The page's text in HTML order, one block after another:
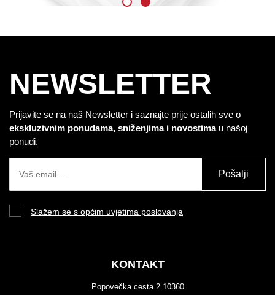
NEWSLETTER
Prijavite se na naš Newsletter i saznajte prije ostalih sve o
ekskluzivnim ponudama, sniženjima i novostimau našoj
ponudi.
Pošalji
Slažem se s općim uvjetima poslovanja
KONTAKT
Popovečka cesta 2 10360